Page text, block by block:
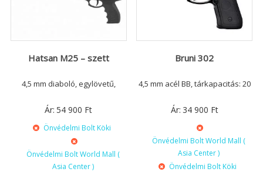
Hatsan M25 – szett
4,5 mm diaboló, egylövetű,
Ár: 54 900 Ft
Önvédelmi Bolt Köki
Önvédelmi Bolt World Mall (
Asia Center )
Bruni 302
4,5 mm acél BB, tárkapacitás: 20
Ár: 34 900 Ft
Önvédelmi Bolt World Mall (
Asia Center )
Önvédelmi Bolt Köki